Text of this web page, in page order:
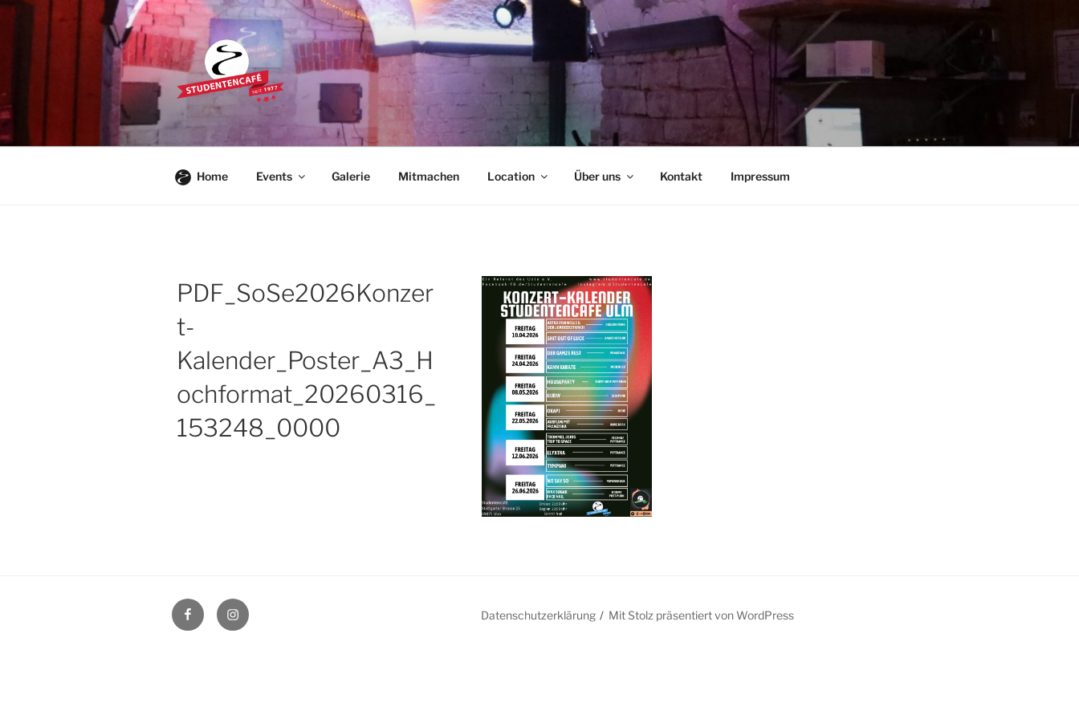
Zum
STUDENTENCAFÉ
Die Kultkneipe in Ulm seit 1977
Home Events Galerie Mitmachen Location Über uns Kontakt Impressum
PDF_SoSe2026Konzer
t-
Kalender_Poster_A3_H
ochformat_20260316_
153248_0000
FacebookInstagram Datenschutzerklärung Mit Stolz präsentiert von WordPress